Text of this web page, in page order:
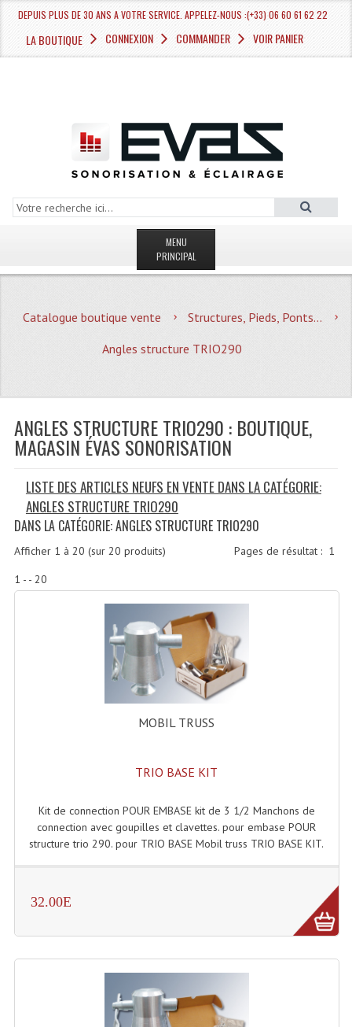
DEPUIS PLUS DE 30 ANS A VOTRE SERVICE. APPELEZ-NOUS :(+33) 06 60 61 62 22
LA BOUTIQUE CONNEXION COMMANDER VOIR PANIER
MENU
PRINCIPAL
MAGASIN
Quoi De Neuf?
Plan Acces, Horaires.
Location De Matériel
Le Matériel D´occasion
Recherche Avancée
Recevoir Nos Promotions
CATÉGORIES
Sonorisation
Accessoires Pieds Cellules Diamants
Cellule (s)
Diamants
Pieds D'enceintes
Amplificateurs Multi-Canaux
Compresseurs , Limiteurs , Noise Gate
Catalogue boutique vente
Structures, Pieds, Ponts...
Angles structure TRIO290
ANGLES STRUCTURE TRIO290 : BOUTIQUE,
MAGASIN ÉVAS SONORISATION
LISTE DES ARTICLES NEUFS EN VENTE DANS LA CATÉGORIE:
ANGLES STRUCTURE TRIO290
DANS LA CATÉGORIE: ANGLES STRUCTURE TRIO290
Pages de résultat : 1
Afficher 1 à 20 (sur 20 produits)
1 - - 20
MOBIL TRUSS
TRIO BASE KIT
Kit de connection POUR EMBASE kit de 3 1/2 Manchons de
connection avec goupilles et clavettes. pour embase POUR
structure trio 290. pour TRIO BASE Mobil truss TRIO BASE KIT.
32.00E